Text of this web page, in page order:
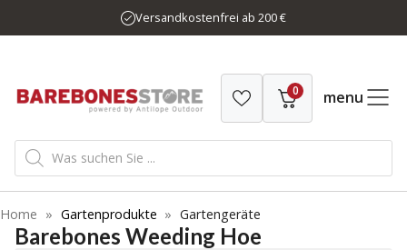
Inhalt
Versandkostenfrei ab 200 €
0 menu
Products
search
Home » Gartenprodukte » Gartengeräte
Barebones Weeding Hoe